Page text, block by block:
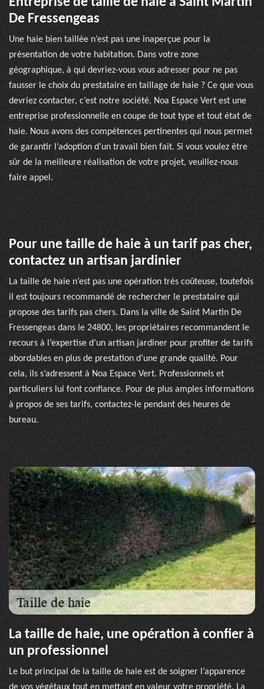
De Fressengeas
Une haie bien taillée n’est pas une inaperçue pour la
présentation de votre habitation. Dans votre zone
géographique, à qui devriez-vous vous adresser pour ne pas
fausser le choix du prestataire en taillage de haie ? Ce que vous
devriez contacter, c’est notre société. Noa Espace Vert est une
entreprise professionnelle en coupe de tout type et tout état de
haie. Nous avons des compétences pertinentes qui nous permet
de garantir l’adoption d’un travail bien fait. Si vous voulez être
sûr de la meilleure réalisation de votre projet, veuillez-nous
faire appel.
Pour une taille de haie à un tarif pas cher,
contactez un artisan jardinier
La taille de haie n’est pas une opération très coûteuse, toutefois
il est toujours recommandé de rechercher le prestataire qui
propose des tarifs pas chers. Dans la ville de Saint Martin De
Fressengeas dans le 24800, les propriétaires recommandent le
recours à l’expertise d’un artisan jardiner pour profiter de tarifs
abordables en plus de prestation d’une grande qualité. Pour
cela, ils s’adressent à Noa Espace Vert. Professionnels et
particuliers lui font confiance. Pour de plus amples informations
à propos de ses tarifs, contactez-le pendant des heures de
bureau.
La taille de haie, une opération à confier à
un professionnel
Le but principal de la taille de haie est de soigner l’apparence